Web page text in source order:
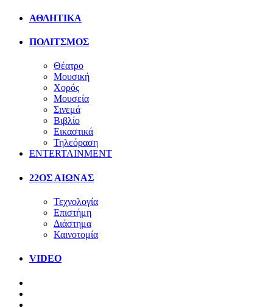
ΑΘΛΗΤΙΚΑ
ΠΟΛΙΤΣΜΟΣ
Θέατρο
Μουσική
Χορός
Μουσεία
Σινεμά
Βιβλίο
Εικαστικά
Τηλεόραση
ENTERTAINMENT
22ΟΣ ΑΙΩΝΑΣ
Τεχνολογία
Επιστήμη
Διάστημα
Καινοτομία
VIDEO